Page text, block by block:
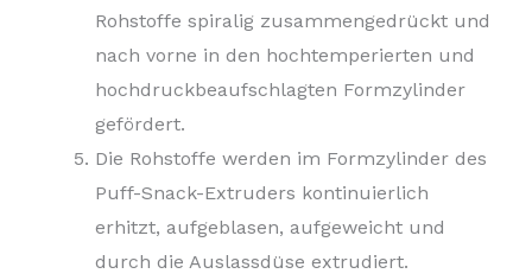
Rohstoffe spiralig zusammengedrückt und
nach vorne in den hochtemperierten und
hochdruckbeaufschlagten Formzylinder
gefördert.
Die Rohstoffe werden im Formzylinder des
Puff-Snack-Extruders kontinuierlich
erhitzt, aufgeblasen, aufgeweicht und
durch die Auslassdüse extrudiert.